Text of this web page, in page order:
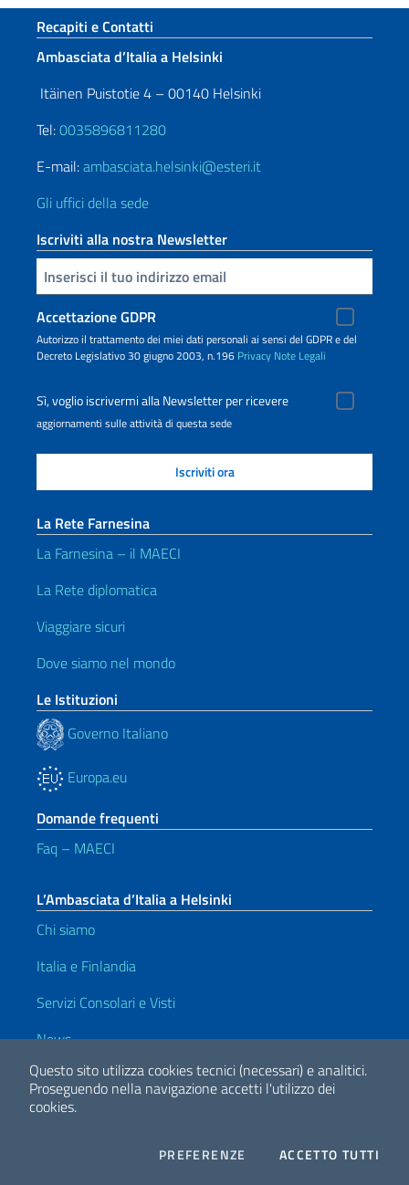
Questo sito utilizza cookies tecnici (necessari) e analitici.
Proseguendo nella navigazione accetti l'utilizzo dei
cookies.
PREFERENZE COOKIESACCETTO TUTTI
Sezione footer
Recapiti e Contatti
Ambasciata d’Italia a Helsinki
Itäinen Puistotie 4 – 00140 Helsinki
Tel:0035896811280
E-mail:ambasciata.helsinki@esteri.it
Gli uffici della sede
Iscriviti alla nostra Newsletter
Inserisci la tua email
Accettazione GDPR
Autorizzo il trattamento dei miei dati personali ai sensi del GDPR e del
Decreto Legislativo 30 giugno 2003, n.196 Privacy Note Legali
Sì, voglio iscrivermi alla Newsletter per ricevere
aggiornamenti sulle attività di questa sede
La Rete Farnesina
La Farnesina – il MAECI
La Rete diplomatica
Viaggiare sicuri
Dove siamo nel mondo
Le Istituzioni
Governo Italiano
Europa.eu
Domande frequenti
Faq – MAECI
L’Ambasciata d’Italia a Helsinki
Chi siamo
Italia e Finlandia
Servizi Consolari e Visti
News
Amministrazione Trasparente
Amministrazione trasparente – Ambasciata